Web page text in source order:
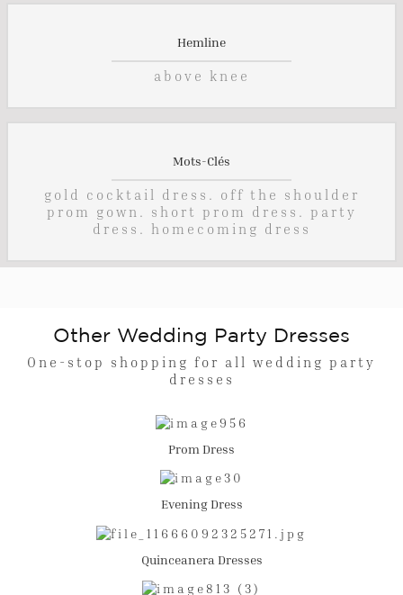
Hemline
above knee
Mots-Clés
gold cocktail dress. off the shoulder
prom gown. short prom dress. party
dress. homecoming dress
Other Wedding Party Dresses
One-stop shopping for all wedding party
dresses
Prom Dress
Evening Dress
Quinceanera Dresses